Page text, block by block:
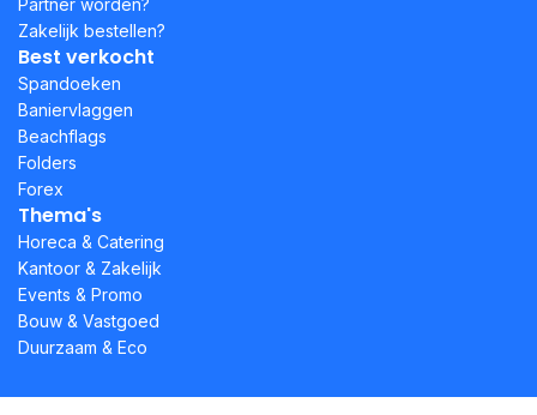
Partner worden?
Zakelijk bestellen?
Best verkocht
Spandoeken
Baniervlaggen
Beachflags
Folders
Forex
Thema's
Horeca & Catering
Kantoor & Zakelijk
Events & Promo
Bouw & Vastgoed
Duurzaam & Eco